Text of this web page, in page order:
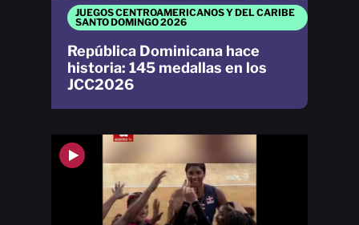
JUEGOS CENTROAMERICANOS Y DEL CARIBE
SANTO DOMINGO 2026
República Dominicana hace
historia: 145 medallas en los
JCC2026